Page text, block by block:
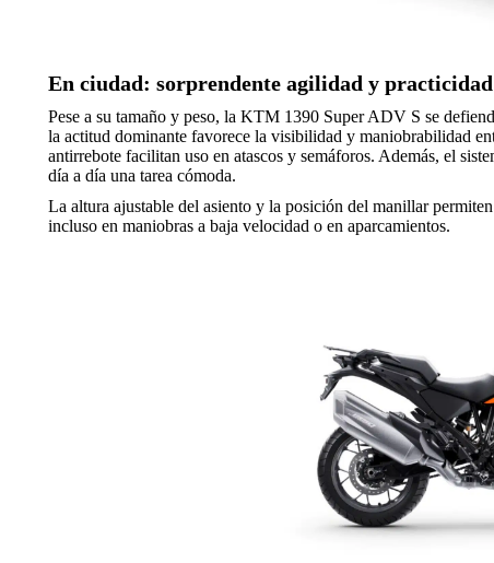
En ciudad: sorprendente agilidad y practicidad
Pese a su tamaño y peso, la KTM 1390 Super ADV S se
la actitud dominante favorece la visibilidad y maniobrabilidad
antirrebote facilitan uso en atascos y semáforos. Además, el
día a día una tarea cómoda.
La altura ajustable del asiento y la posición del manillar
incluso en maniobras a baja velocidad o en aparcamientos.